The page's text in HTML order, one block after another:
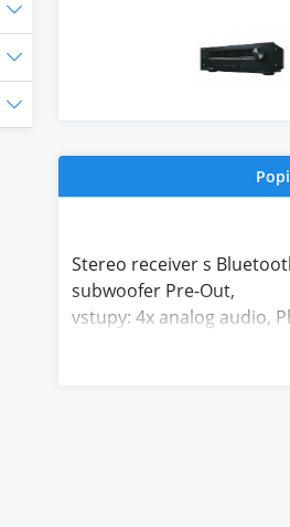
Stereo receiver s
subwoofer Pre-Out,
vstupy: 4x analog audio,